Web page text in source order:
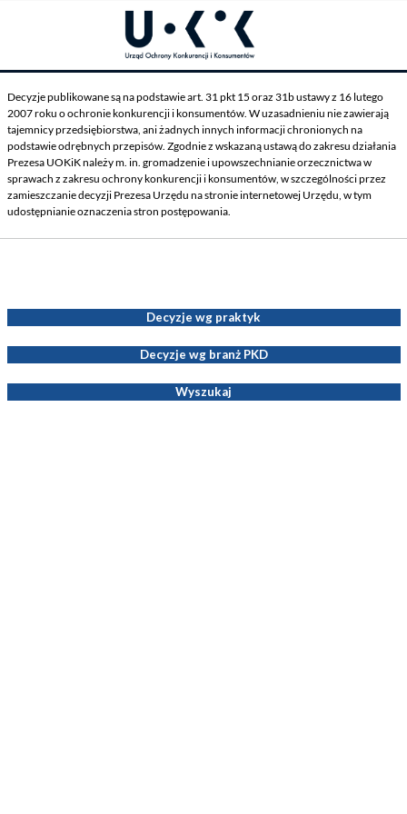
Decyzje publikowane są na podstawie art. 31 pkt 15 oraz 31b ustawy z 16 lutego
2007 roku o ochronie konkurencji i konsumentów. W uzasadnieniu nie zawierają
tajemnicy przedsiębiorstwa, ani żadnych innych informacji chronionych na
podstawie odrębnych przepisów. Zgodnie z wskazaną ustawą do zakresu działania
Prezesa UOKiK należy m. in. gromadzenie i upowszechnianie orzecznictwa w
sprawach z zakresu ochrony konkurencji i konsumentów, w szczególności przez
zamieszczanie decyzji Prezesa Urzędu na stronie internetowej Urzędu, w tym
udostępnianie oznaczenia stron postępowania.
Decyzje wg praktyk
Decyzje wg branż PKD
Wyszukaj